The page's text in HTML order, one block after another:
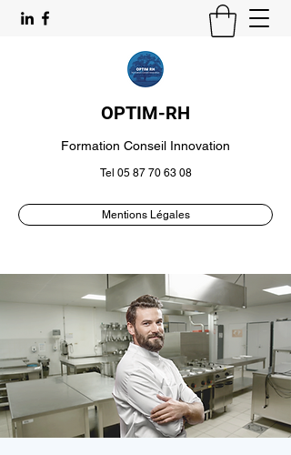
OPTIM-RH
Formation Conseil Innovation
Tel 05 87 70 63 08
Mentions Légales